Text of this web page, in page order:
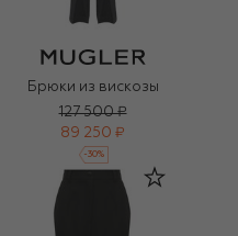
Брюки из вискозы
127 500 ₽
89 250 ₽
-30%